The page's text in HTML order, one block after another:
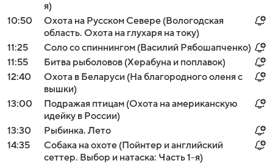
я)
10:50
Охота на Русском Севере (Вологодская
область. Охота на глухаря на току)
11:25
Соло со спиннингом (Василий Рябошапченко)
11:55
Битва рыболовов (Херабуна и поплавок)
12:40
Охота в Беларуси (На благородного оленя с
вышки)
13:00
Подражая птицам (Охота на американскую
идейку в России)
13:30
Рыбинка. Лето
14:35
Собака на охоте (Пойнтер и английский
сеттер. Выбор и натаска: Часть 1-я)